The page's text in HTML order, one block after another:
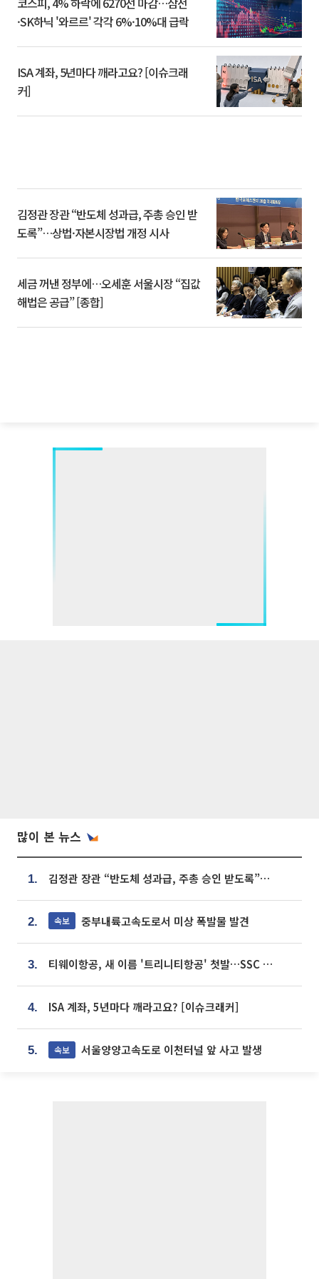
·SK하닉 '와르르' 각각 6%·10%대 급락
ISA 계좌, 5년마다 깨라고요? [이슈크래
커]
김정관 장관 “반도체 성과급, 주총 승인 받
도록”…상법·자본시장법 개정 시사
세금 꺼낸 정부에…오세훈 서울시장 “집값
해법은 공급” [종합]
많이 본 뉴스
1. 김정관 장관 “반도체 성과급, 주총 승인 받도록”…상법·자본시장법 개정 시사
2. 속보 중부내륙고속도로서 미상 폭발물 발견
3. 티웨이항공, 새 이름 '트리니티항공' 첫발…SSC 전략 본격화
4. ISA 계좌, 5년마다 깨라고요? [이슈크래커]
5. 속보 서울양양고속도로 이천터널 앞 사고 발생